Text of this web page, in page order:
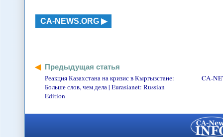
CA-NEWS.ORG
Предыдущая статья
Реакция Казахстана на кризис в Кыргызстане:
Больше слов, чем дела | Eurasianet: Russian
Edition
CA-